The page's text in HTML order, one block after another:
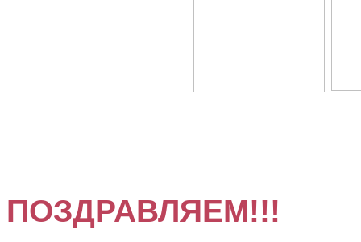
ПОЗДРАВЛЯЕМ!!!